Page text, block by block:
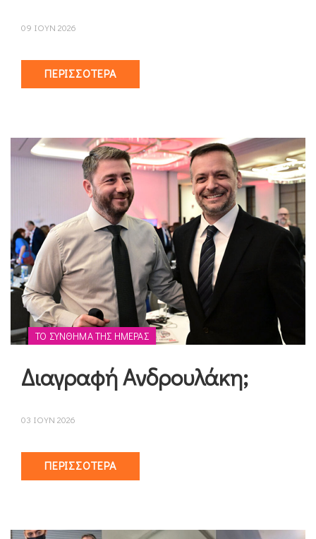
09 ΙΟΥΝ 2026
ΠΕΡΙΣΣΌΤΕΡΑ
ΤΟ ΣΎΝΘΗΜΑ ΤΗΣ ΗΜΈΡΑΣ
Διαγραφή Ανδρουλάκη;
03 ΙΟΥΝ 2026
ΠΕΡΙΣΣΌΤΕΡΑ